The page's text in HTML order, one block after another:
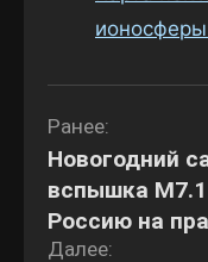
Навигация
по
записям
Ранее:
Новогодний
вспышка М7.1
Россию на
Далее: